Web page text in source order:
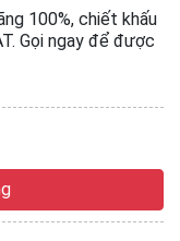
100%, chiết khấu
Gọi ngay để được